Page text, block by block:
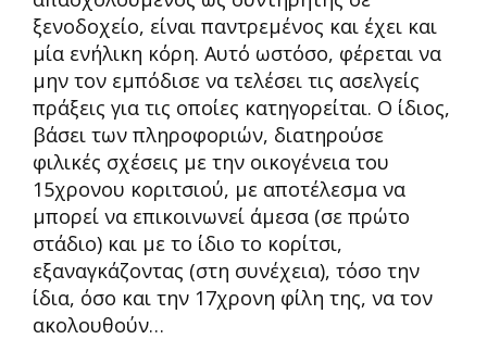
ξενοδοχείο, είναι παντρεμένος και έχει και
μία ενήλικη κόρη. Αυτό ωστόσο, φέρεται να
μην τον εμπόδισε να τελέσει τις ασελγείς
πράξεις για τις οποίες κατηγορείται. Ο ίδιος,
βάσει των πληροφοριών, διατηρούσε
φιλικές σχέσεις με την οικογένεια του
15χρονου κοριτσιού, με αποτέλεσμα να
μπορεί να επικοινωνεί άμεσα (σε πρώτο
στάδιο) και με το ίδιο το κορίτσι,
εξαναγκάζοντας (στη συνέχεια), τόσο την
ίδια, όσο και την 17χρονη φίλη της, να τον
ακολουθούν…